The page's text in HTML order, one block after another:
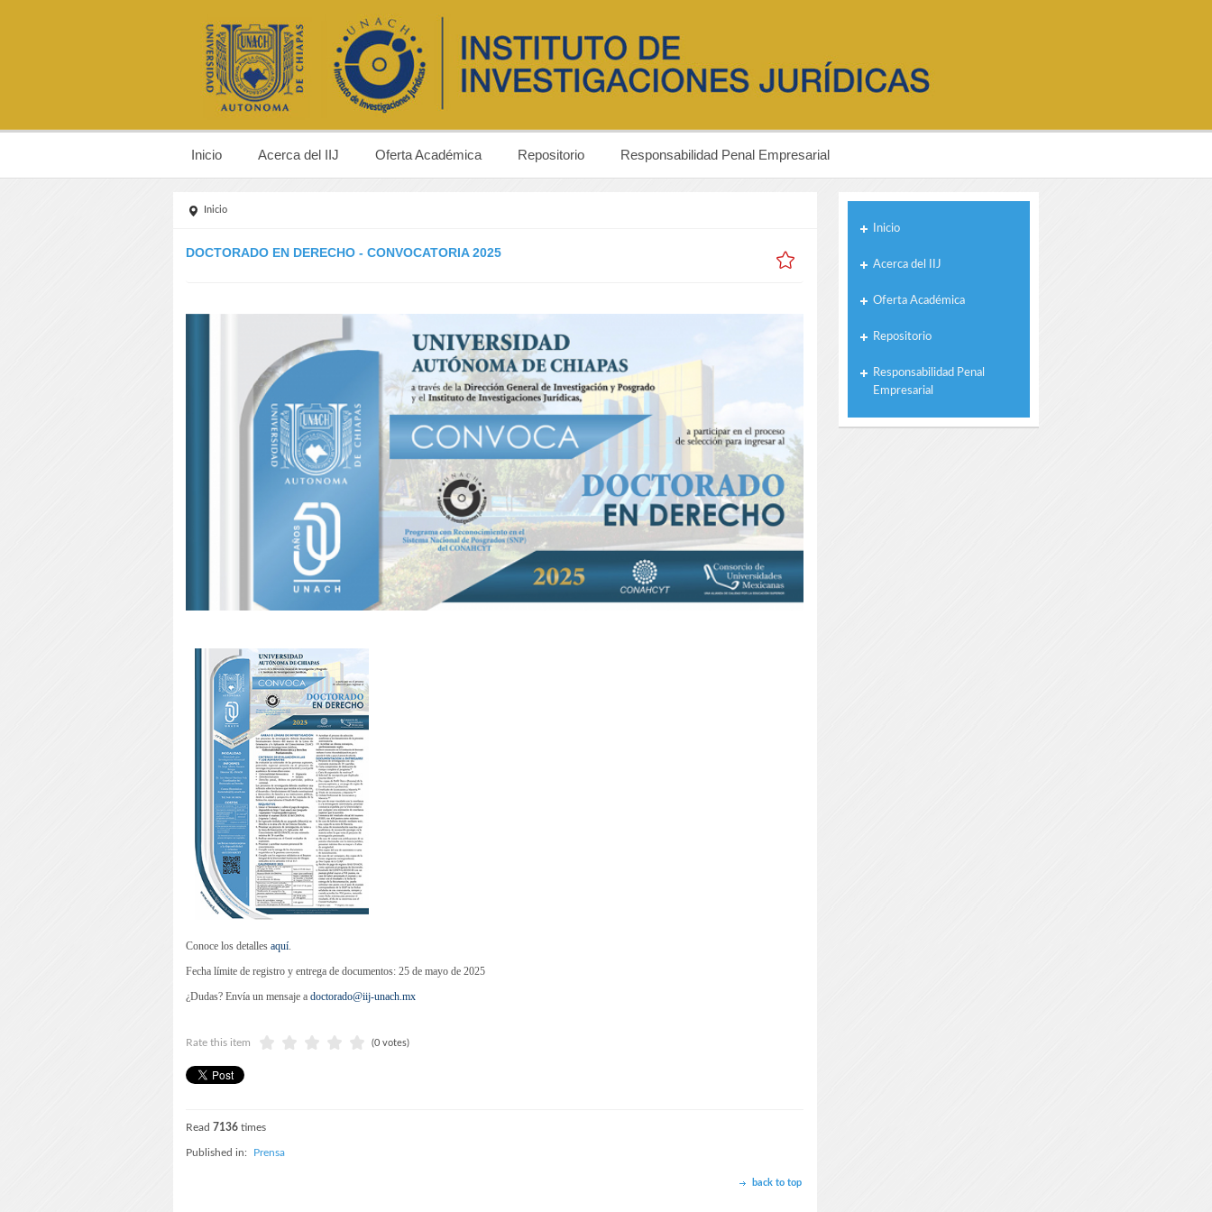
Inicio Acerca del IIJ Oferta Académica Repositorio Responsabilidad Penal Empresarial
Inicio
DOCTORADO EN DERECHO - CONVOCATORIA 2025
Conoce los detallesaquí
Fecha límite de registro y entrega de documentos: 25 de mayo de 2025
¿Dudas? Envía un mensaje adoctorado@iij-unach.mx
Rate this item (0 votes)
Read 7136 times
Published in: Prensa
back to top
Inicio
Acerca del IIJ
Oferta Académica
Repositorio
Responsabilidad Penal
Empresarial